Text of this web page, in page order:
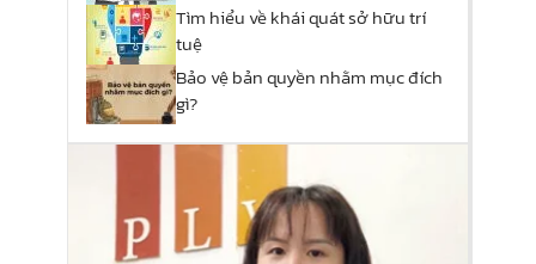
Tìm hiểu về khái quát sở hữu trí
tuệ
Bảo vệ bản quyền nhằm mục đích
gì?